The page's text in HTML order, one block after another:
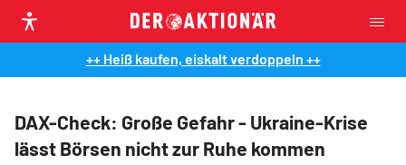
++ Heiß kaufen, eiskalt verdoppeln ++
DAX-Check: Große Gefahr - Ukraine-Krise
lässt Börsen nicht zur Ruhe kommen